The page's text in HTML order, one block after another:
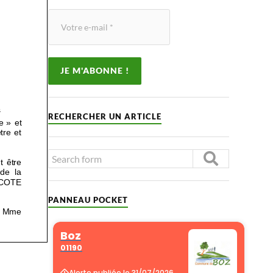
RECHERCHER UN ARTICLE
PANNEAU POCKET